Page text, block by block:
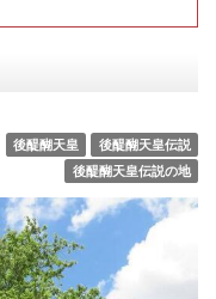
後醍醐天皇
後醍醐天皇伝説
後醍醐天皇伝説の地